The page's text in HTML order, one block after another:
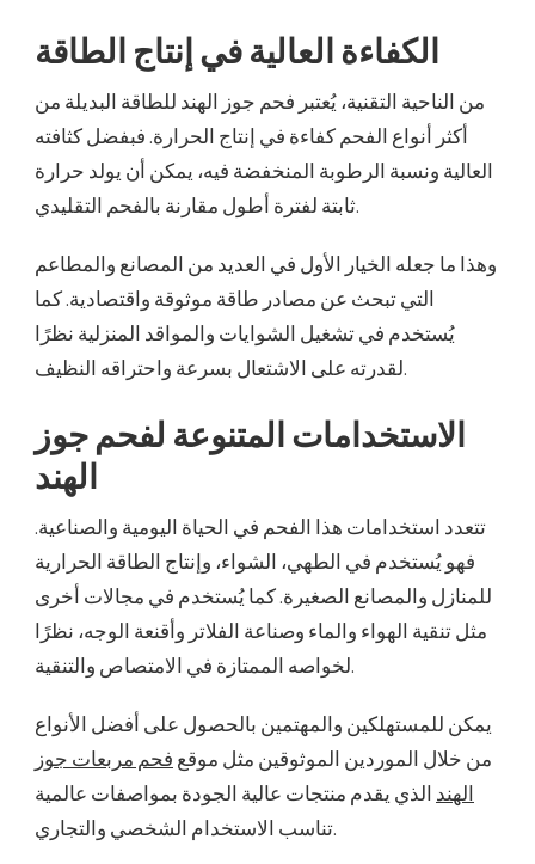
الكفاءة العالية في إنتاج الطاقة
من الناحية التقنية، يُعتبر فحم جوز الهند للطاقة البديلة من
أكثر أنواع الفحم كفاءة في إنتاج الحرارة. فبفضل كثافته
العالية ونسبة الرطوبة المنخفضة فيه، يمكن أن يولد حرارة
ثابتة لفترة أطول مقارنة بالفحم التقليدي.
وهذا ما جعله الخيار الأول في العديد من المصانع والمطاعم
التي تبحث عن مصادر طاقة موثوقة واقتصادية. كما
يُستخدم في تشغيل الشوايات والمواقد المنزلية نظرًا
لقدرته على الاشتعال بسرعة واحتراقه النظيف.
الاستخدامات المتنوعة لفحم جوز
الهند
تتعدد استخدامات هذا الفحم في الحياة اليومية والصناعية.
فهو يُستخدم في الطهي، الشواء، وإنتاج الطاقة الحرارية
للمنازل والمصانع الصغيرة. كما يُستخدم في مجالات أخرى
مثل تنقية الهواء والماء وصناعة الفلاتر وأقنعة الوجه، نظرًا
لخواصه الممتازة في الامتصاص والتنقية.
يمكن للمستهلكين والمهتمين بالحصول على أفضل الأنواع
من خلال الموردين الموثوقين مثل موقع فحم مربعات جوز
الهند الذي يقدم منتجات عالية الجودة بمواصفات عالمية
تناسب الاستخدام الشخصي والتجاري.